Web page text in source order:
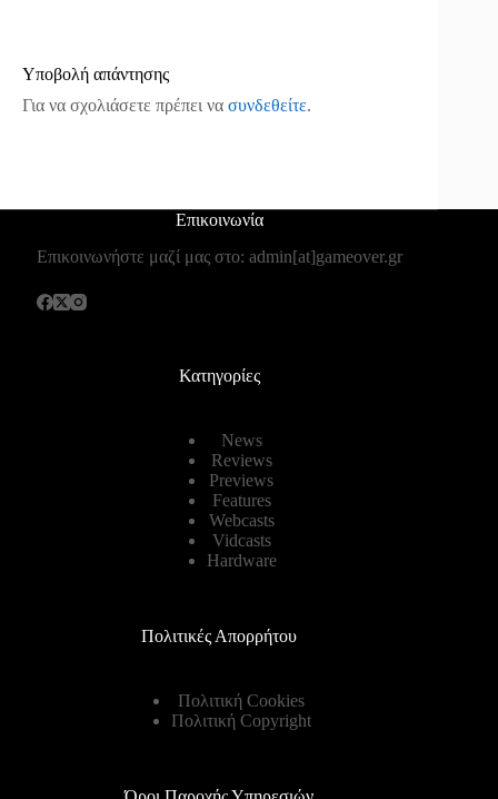
Υποβολή απάντησης
Για να σχολιάσετε πρέπει να συνδεθείτε.
Επικοινωνία
Επικοινωνήστε μαζί μας στο: admin[at]gameover.gr
Κατηγορίες
News
Reviews
Previews
Features
Webcasts
Vidcasts
Hardware
Πολιτικές Απορρήτου
Πολιτική Cookies
Πολιτική Copyright